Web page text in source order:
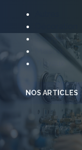
Énergie
Maison
NOS ARTICLES